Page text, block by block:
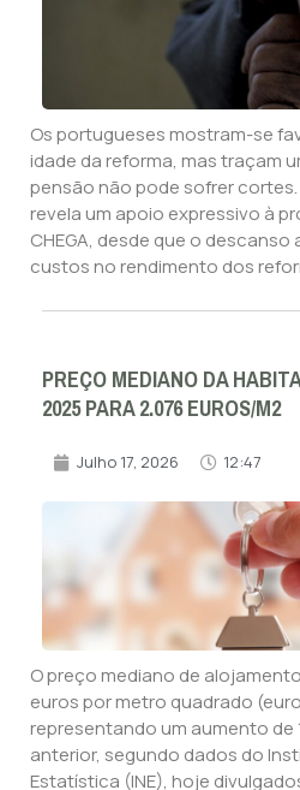
Os portugueses mostram-se
idade da reforma, mas traçam
pensão não pode sofrer
revela um apoio expressivo à
CHEGA, desde que o
custos no rendimento dos
PREÇO MEDIANO DA
2025 PARA 2.076 EUROS/M2
Julho 17, 2026 12:47
O preço mediano de
euros por metro quadrado
representando um aumento de
anterior, segundo dados do
Estatística (INE), hoje